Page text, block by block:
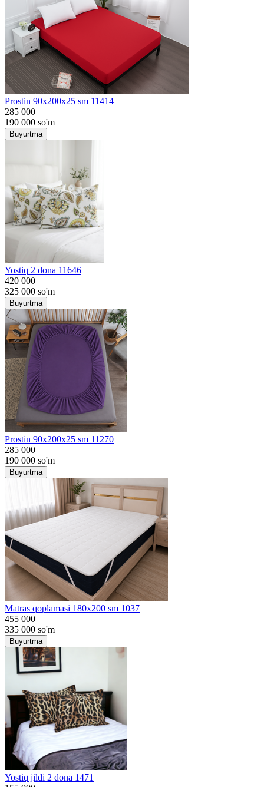
Prostin 90x200x25 sm 11414
285 000
190 000 so'm
Buyurtma
Yostiq 2 dona 11646
420 000
325 000 so'm
Buyurtma
Prostin 90x200x25 sm 11270
285 000
190 000 so'm
Buyurtma
Matras qoplamasi 180x200 sm 1037
455 000
335 000 so'm
Buyurtma
Yostiq jildi 2 dona 1471